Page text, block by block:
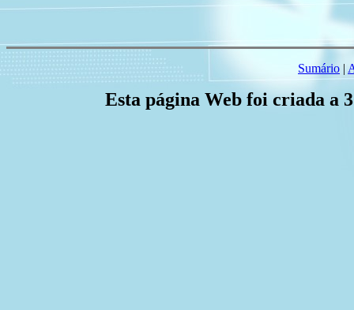
Sumário |
Esta página Web foi criada a